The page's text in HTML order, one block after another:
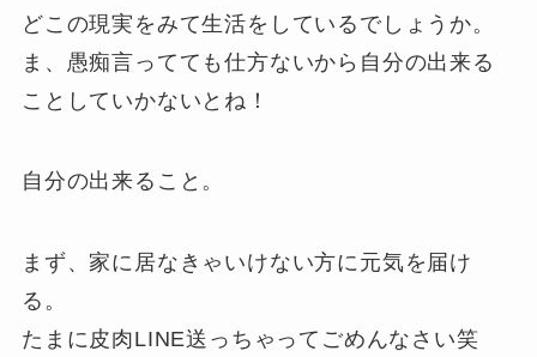
どこの現実をみて生活をしているでしょうか。
ま、愚痴言ってても仕方ないから自分の出来る
ことしていかないとね！
自分の出来ること。
まず、家に居なきゃいけない方に元気を届け
る。
たまに皮肉LINE送っちゃってごめんなさい笑